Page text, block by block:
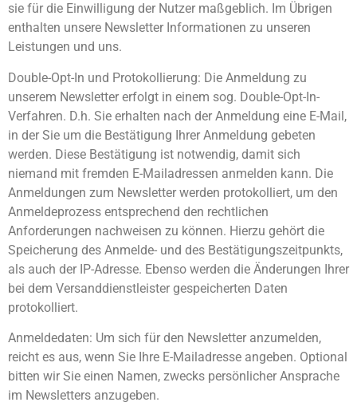
sie für die Einwilligung der Nutzer maßgeblich. Im Übrigen
enthalten unsere Newsletter Informationen zu unseren
Leistungen und uns.
Double-Opt-In und Protokollierung: Die Anmeldung zu
unserem Newsletter erfolgt in einem sog. Double-Opt-In-
Verfahren. D.h. Sie erhalten nach der Anmeldung eine E-Mail,
in der Sie um die Bestätigung Ihrer Anmeldung gebeten
werden. Diese Bestätigung ist notwendig, damit sich
niemand mit fremden E-Mailadressen anmelden kann. Die
Anmeldungen zum Newsletter werden protokolliert, um den
Anmeldeprozess entsprechend den rechtlichen
Anforderungen nachweisen zu können. Hierzu gehört die
Speicherung des Anmelde- und des Bestätigungszeitpunkts,
als auch der IP-Adresse. Ebenso werden die Änderungen Ihrer
bei dem Versanddienstleister gespeicherten Daten
protokolliert.
Anmeldedaten: Um sich für den Newsletter anzumelden,
reicht es aus, wenn Sie Ihre E-Mailadresse angeben. Optional
bitten wir Sie einen Namen, zwecks persönlicher Ansprache
im Newsletters anzugeben.